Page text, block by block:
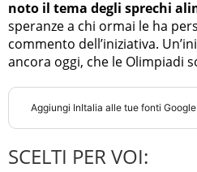
noto il tema degli sprechi
speranze a chi ormai le ha
commento dell’iniziativa.
ancora oggi, che le Olimpiadi
Aggiungi InItalia alle tue fonti
SCELTI PER VOI: